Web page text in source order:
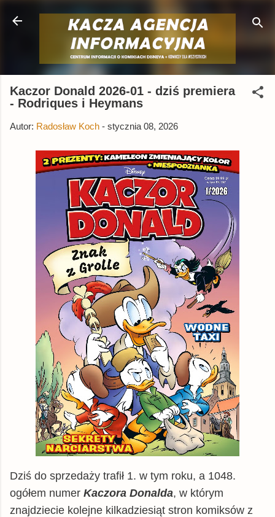
Przejdź do głównej zawartości
Kaczor Donald 2026-01 - dziś premiera
- Rodriques i Heymans
Autor: Radosław Koch - stycznia 08, 2026
Dziś do sprzedaży trafił 1. w tym roku, a 1048.
ogółem numer Kaczora Donalda, w którym
znajdziecie kolejne kilkadziesiąt stron komiksów z